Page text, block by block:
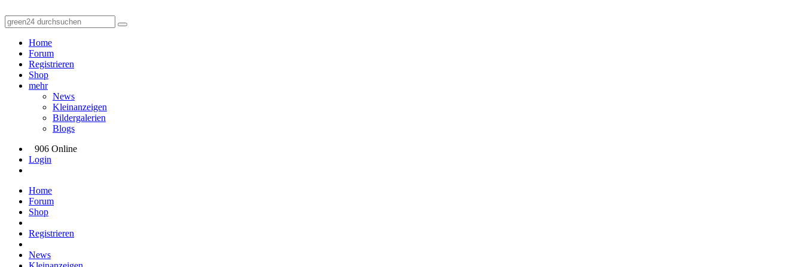
Home
Forum
Registrieren
Shop
mehr
News
Kleinanzeigen
Bildergalerien
Blogs
906 Online
Login
Home
Forum
Shop
Registrieren
News